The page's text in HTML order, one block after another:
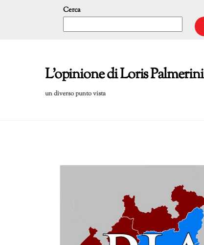
Cerca
L'opinione di Loris Palmerini
un diverso punto vista